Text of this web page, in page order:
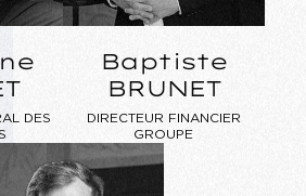
DES
Baptiste
BRUNET
DIRECTEUR FINANCIER
GROUPE